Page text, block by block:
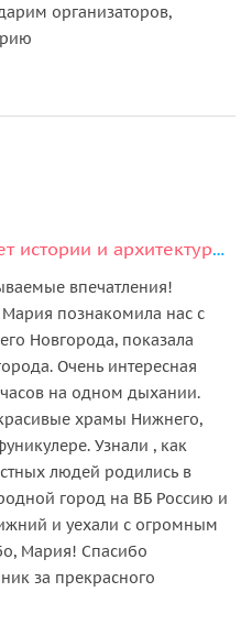
организаторов,
Нижний Новгород: 800 лет истории и архитектуры любимого города
впечатления!
познакомила нас с
Новгорода, показала
Очень интересная
на одном дыхании.
храмы Нижнего,
Узнали , как
людей родились в
город на ВБ Россию и
и уехали с огромным
Мария! Спасибо
за прекрасного